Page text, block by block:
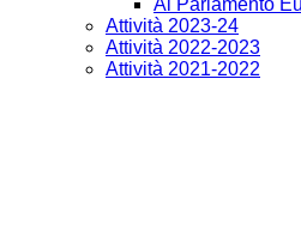
Al Parlamento
Attività 2023-24
Attività 2022-2023
Attività 2021-2022